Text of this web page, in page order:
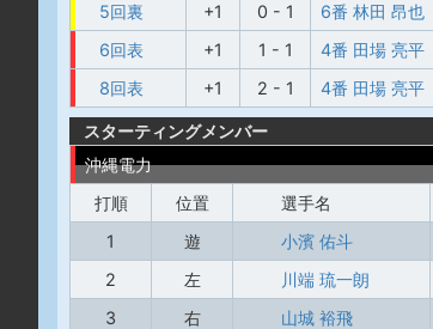
5回裏
+1 0 - 1 6番 林田 昂也
6回表
+1 1 - 1 4番 田場 亮平
8回表
+1 2 - 1 4番 田場 亮平
スターティングメンバー
沖縄電力
打順
位置 選手名
1
遊 小濱 佑斗
2
左 川端 琉一朗
3
右 山城 裕飛